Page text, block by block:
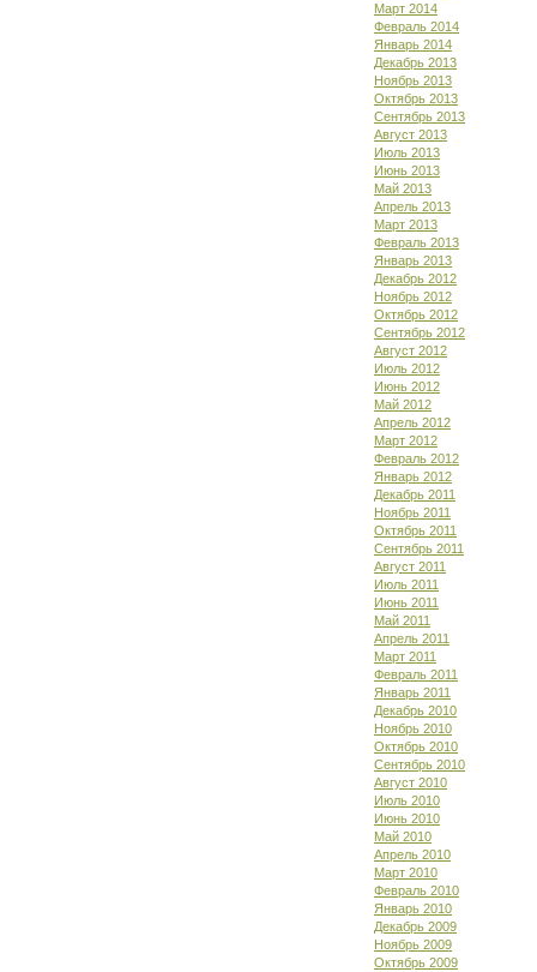
Март 2014
Февраль 2014
Январь 2014
Декабрь 2013
Ноябрь 2013
Октябрь 2013
Сентябрь 2013
Август 2013
Июль 2013
Июнь 2013
Май 2013
Апрель 2013
Март 2013
Февраль 2013
Январь 2013
Декабрь 2012
Ноябрь 2012
Октябрь 2012
Сентябрь 2012
Август 2012
Июль 2012
Июнь 2012
Май 2012
Апрель 2012
Март 2012
Февраль 2012
Январь 2012
Декабрь 2011
Ноябрь 2011
Октябрь 2011
Сентябрь 2011
Август 2011
Июль 2011
Июнь 2011
Май 2011
Апрель 2011
Март 2011
Февраль 2011
Январь 2011
Декабрь 2010
Ноябрь 2010
Октябрь 2010
Сентябрь 2010
Август 2010
Июль 2010
Июнь 2010
Май 2010
Апрель 2010
Март 2010
Февраль 2010
Январь 2010
Декабрь 2009
Ноябрь 2009
Октябрь 2009